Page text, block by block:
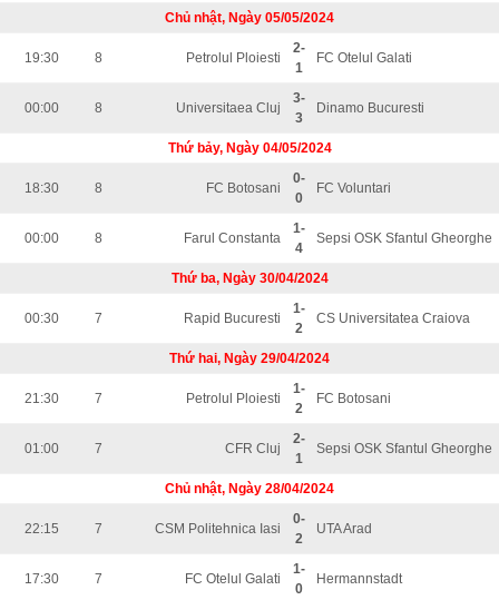
Chủ nhật, Ngày 05/05/2024
19:30 8 Petrolul Ploiesti
2-
1
FC Otelul Galati
00:00 8 Universitaea Cluj
3-
3
Dinamo Bucuresti
Thứ bảy, Ngày 04/05/2024
18:30 8 FC Botosani
0-
0
FC Voluntari
00:00 8 Farul Constanta
1-
4
Sepsi OSK Sfantul Gheorghe
Thứ ba, Ngày 30/04/2024
00:30 7 Rapid Bucuresti
1-
2
CS Universitatea Craiova
Thứ hai, Ngày 29/04/2024
21:30 7 Petrolul Ploiesti
1-
2
FC Botosani
01:00 7 CFR Cluj
2-
1
Sepsi OSK Sfantul Gheorghe
Chủ nhật, Ngày 28/04/2024
22:15 7 CSM Politehnica Iasi
0-
2
UTA Arad
17:30 7 FC Otelul Galati
1-
0
Hermannstadt